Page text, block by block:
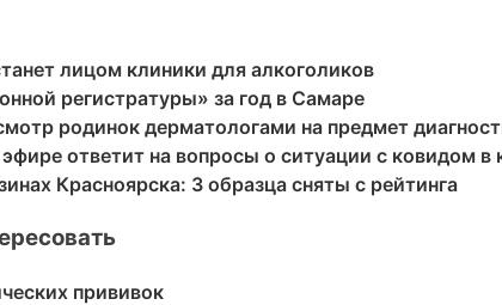
лицом клиники для алкоголиков
регистратуры» за год в Самаре
родинок дерматологами на предмет
ответит на вопросы о ситуации с ковидом в
Красноярска: 3 образца сняты с рейтинга
прививок